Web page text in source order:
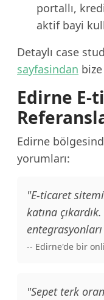
portallı,
aktif bayi
Detaylı case
sayfasindan
Edirne E-
Edirne
yorumları:
"E-ticaret
katına
-- Edirne'de bir
"Sepet terk